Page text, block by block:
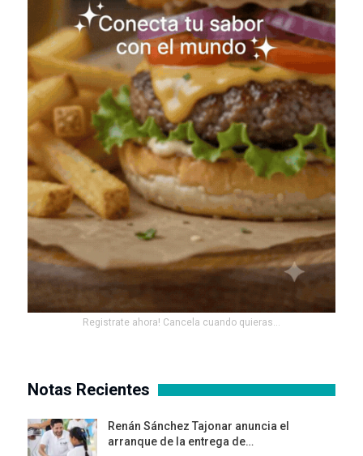
Registrate ahora! Cancela cuando quieras...
Notas Recientes
Renán Sánchez Tajonar anuncia el
arranque de la entrega de…